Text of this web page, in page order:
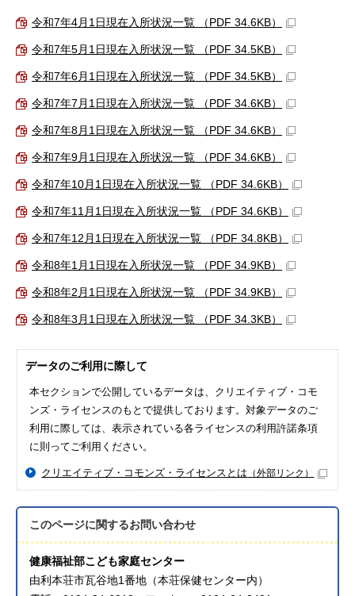
令和7年4月1日現在入所状況一覧 （PDF 34.6KB）
令和7年5月1日現在入所状況一覧 （PDF 34.5KB）
令和7年6月1日現在入所状況一覧 （PDF 34.5KB）
令和7年7月1日現在入所状況一覧 （PDF 34.6KB）
令和7年8月1日現在入所状況一覧 （PDF 34.6KB）
令和7年9月1日現在入所状況一覧 （PDF 34.6KB）
令和7年10月1日現在入所状況一覧 （PDF 34.6KB）
令和7年11月1日現在入所状況一覧 （PDF 34.6KB）
令和7年12月1日現在入所状況一覧 （PDF 34.8KB）
令和8年1月1日現在入所状況一覧 （PDF 34.9KB）
令和8年2月1日現在入所状況一覧 （PDF 34.9KB）
令和8年3月1日現在入所状況一覧 （PDF 34.3KB）
データのご利用に際して
本セクションで公開しているデータは、クリエイティブ・コモ
ンズ・ライセンスのもとで提供しております。対象データのご
利用に際しては、表示されている各ライセンスの利用許諾条項
に則ってご利用ください。
クリエイティブ・コモンズ・ライセンスとは （外部リンク）
このページに関するお問い合わせ
健康福祉部こども家庭センター
由利本荘市瓦谷地1番地（本荘保健センター内）